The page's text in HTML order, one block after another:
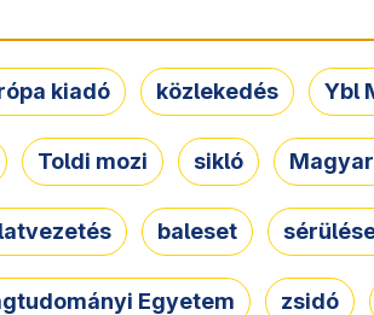
kiadó közlekedés Ybl
Toldi mozi sikló
baleset
Egyetem zsidó